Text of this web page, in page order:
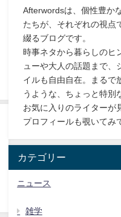
Afterwordsは、個性豊か
たちが、それぞれの視点
綴るブログです。
時事ネタから暮らしのヒ
ューや大人の話題まで、
イルも自由自在。まるで
うような、ちょっと特別
お気に入りのライターが
プロフィールも覗いてみ
カテゴリー
ニュース
雑学